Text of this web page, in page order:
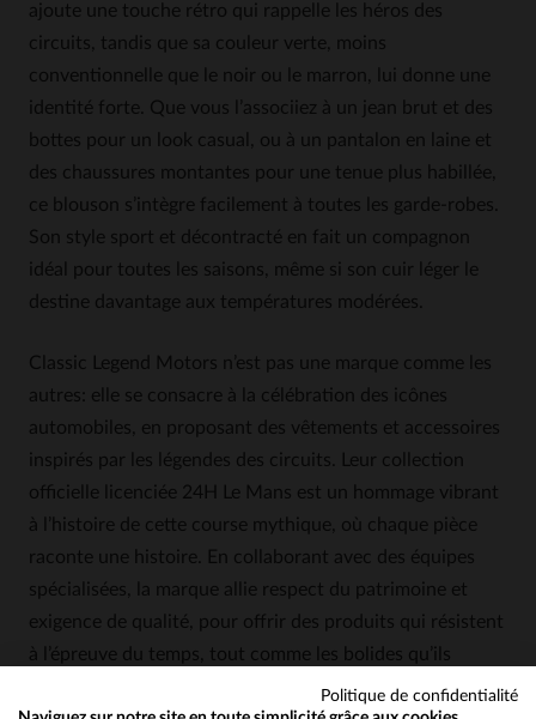
ajoute une touche rétro qui rappelle les héros des
circuits, tandis que sa couleur verte, moins
conventionnelle que le noir ou le marron, lui donne une
identité forte. Que vous l’associiez à un jean brut et des
bottes pour un look casual, ou à un pantalon en laine et
des chaussures montantes pour une tenue plus habillée,
ce blouson s’intègre facilement à toutes les garde-robes.
Son style sport et décontracté en fait un compagnon
idéal pour toutes les saisons, même si son cuir léger le
destine davantage aux températures modérées.
Classic Legend Motors n’est pas une marque comme les
autres: elle se consacre à la célébration des icônes
automobiles, en proposant des vêtements et accessoires
inspirés par les légendes des circuits. Leur collection
officielle licenciée 24H Le Mans est un hommage vibrant
à l’histoire de cette course mythique, où chaque pièce
raconte une histoire. En collaborant avec des équipes
spécialisées, la marque allie respect du patrimoine et
exigence de qualité, pour offrir des produits qui résistent
à l’épreuve du temps, tout comme les bolides qu’ils
Politique de confidentialité